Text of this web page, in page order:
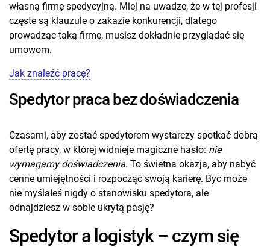
własną firmę spedycyjną. Miej na uwadze, że w tej profesji
częste są klauzule o zakazie konkurencji, dlatego
prowadząc taką firmę, musisz dokładnie przyglądać się
umowom.
Jak znaleźć pracę?
Spedytor praca bez doświadczenia
Czasami, aby zostać spedytorem wystarczy spotkać dobrą
ofertę pracy, w której widnieje magiczne hasło: nie
wymagamy doświadczenia. To świetna okazja, aby nabyć
cenne umiejętności i rozpocząć swoją karierę. Być może
nie myślałeś nigdy o stanowisku spedytora, ale
odnajdziesz w sobie ukrytą pasję?
Spedytor a logistyk – czym się